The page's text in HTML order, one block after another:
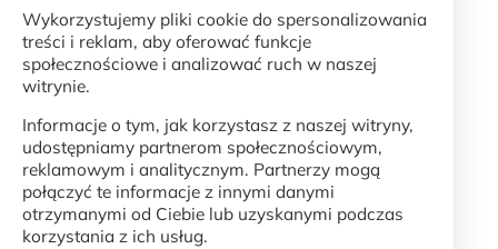
Wykorzystujemy pliki cookie do spersonalizowania
treści i reklam, aby oferować funkcje
społecznościowe i analizować ruch w naszej
witrynie.
Informacje o tym, jak korzystasz z naszej witryny,
udostępniamy partnerom społecznościowym,
reklamowym i analitycznym. Partnerzy mogą
połączyć te informacje z innymi danymi
otrzymanymi od Ciebie lub uzyskanymi podczas
korzystania z ich usług.